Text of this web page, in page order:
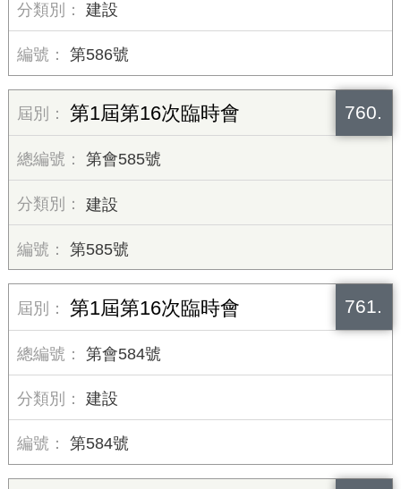
建設
第586號
760.
第1屆第16次臨時會
第會585號
建設
第585號
761.
第1屆第16次臨時會
第會584號
建設
第584號